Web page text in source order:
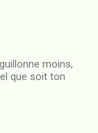
moins,
que soit ton